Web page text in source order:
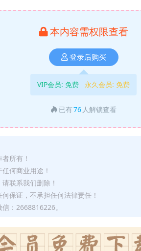
本内容需权限查看
登录后购买
VIP会员: 免费 永久会员: 免费
已有76 人解锁查看
所有！
何商业用途！
联系我们删除！
保证，不承担任何法律责任！
：2668816226。